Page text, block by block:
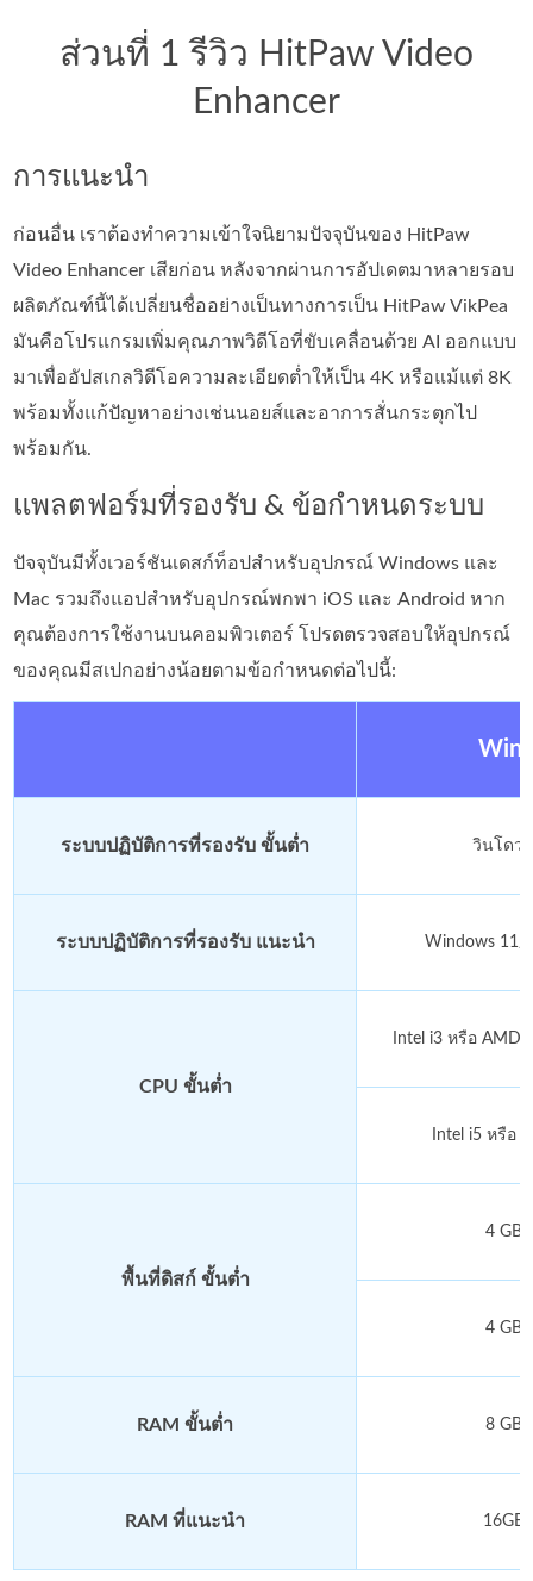
ส่วนที่ 1 รีวิว HitPaw Video
Enhancer
การแนะนำ
ก่อนอื่น เราต้องทำความเข้าใจนิยามปัจจุบันของ HitPaw
Video Enhancer เสียก่อน หลังจากผ่านการอัปเดตมาหลายรอบ
ผลิตภัณฑ์นี้ได้เปลี่ยนชื่ออย่างเป็นทางการเป็น HitPaw VikPea
มันคือโปรแกรมเพิ่มคุณภาพวิดีโอที่ขับเคลื่อนด้วย AI ออกแบบ
มาเพื่ออัปสเกลวิดีโอความละเอียดต่ำให้เป็น 4K หรือแม้แต่ 8K
พร้อมทั้งแก้ปัญหาอย่างเช่นนอยส์และอาการสั่นกระตุกไป
พร้อมกัน.
แพลตฟอร์มที่รองรับ & ข้อกำหนดระบบ
ปัจจุบันมีทั้งเวอร์ชันเดสก์ท็อปสำหรับอุปกรณ์ Windows และ
Mac รวมถึงแอปสำหรับอุปกรณ์พกพา iOS และ Android หาก
คุณต้องการใช้งานบนคอมพิวเตอร์ โปรดตรวจสอบให้อุปกรณ์
ของคุณมีสเปกอย่างน้อยตามข้อกำหนดต่อไปนี้:
ระบบปฏิบัติการที่รองรับ ขั้นต่ำ วินโดว
ระบบปฏิบัติการที่รองรับ แนะนำ Windows 11/
CPU ขั้นต่ำ
Intel i3 หรือ AMD
Intel i5 หรือ
พื้นที่ดิสก์ ขั้นต่ำ
4 GB
4 GB
RAM ขั้นต่ำ 8 GB
RAM ที่แนะนำ 16GB